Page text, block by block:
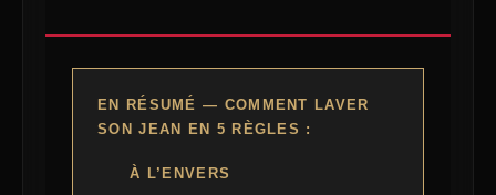
EN RÉSUMÉ — COMMENT LAVER
SON JEAN EN 5 RÈGLES :
À L’ENVERS